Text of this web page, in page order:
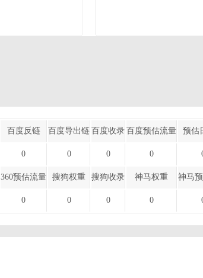
百度反链 百度导出链 百度收录 百度预估流量 预估
0 0 0 0
360预估流量 搜狗权重 搜狗收录 神马权重 神马
0 0 0 0